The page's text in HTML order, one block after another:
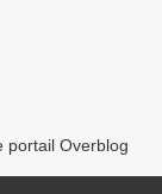
portail Overblog